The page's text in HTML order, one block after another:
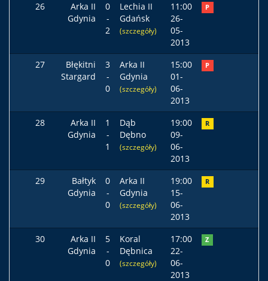
26
Arka II
Gdynia
0
-
2
Lechia II
Gdańsk
(szczegóły)
11:00
26-
05-
2013
P
27
Błękitni
Stargard
3
-
0
Arka II
Gdynia
(szczegóły)
15:00
01-
06-
2013
P
28
Arka II
Gdynia
1
-
1
Dąb
Dębno
(szczegóły)
19:00
09-
06-
2013
R
29
Bałtyk
Gdynia
0
-
0
Arka II
Gdynia
(szczegóły)
19:00
15-
06-
2013
R
30
Arka II
Gdynia
5
-
0
Koral
Dębnica
(szczegóły)
17:00
22-
06-
2013
Z